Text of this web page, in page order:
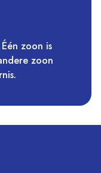
zoon is
zoon